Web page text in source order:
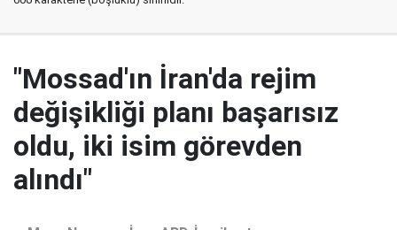
"Mossad'ın İran'da rejim
değişikliği planı başarısız
oldu, iki isim görevden
alındı"